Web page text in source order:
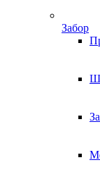
Забор